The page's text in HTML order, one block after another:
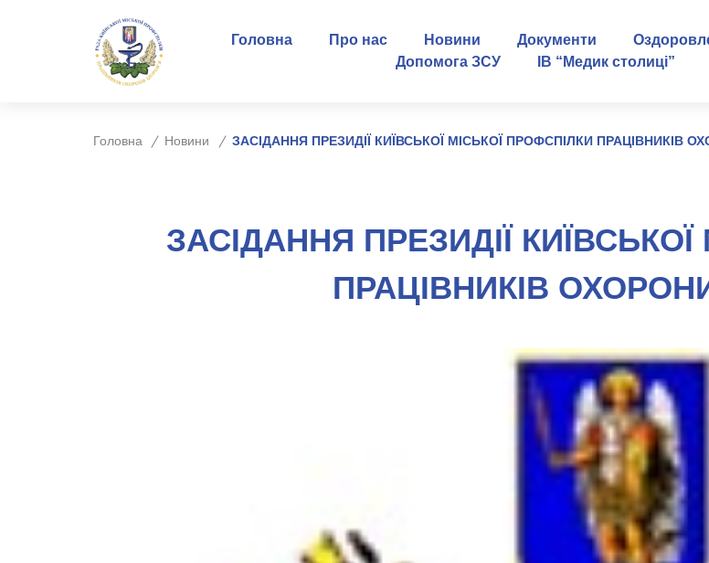
Головна Про нас Новини Документи
Допомога ЗСУ
ІВ “Медик столиці”
Головна Новини ЗАСІДАННЯ ПРЕЗИДІЇ КИЇВСЬКОЇ МІСЬКОЇ ПРОФСПІЛКИ ПРАЦІВНИКІВ
ЗАСІДАННЯ ПРЕЗИДІЇ
ПРАЦІВНИКІВ